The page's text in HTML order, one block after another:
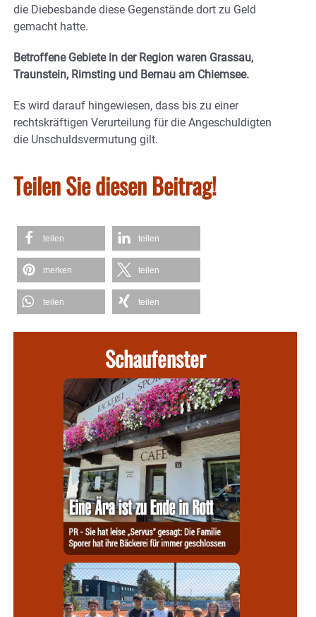
die Diebesbande diese Gegenstände dort zu Geld
gemacht hatte.
Betroffene Gebiete in der Region waren Grassau,
Traunstein, Rimsting und Bernau am Chiemsee.
Es wird darauf hingewiesen, dass bis zu einer
rechtskräftigen Verurteilung für die Angeschuldigten
die Unschuldsvermutung gilt.
Teilen Sie diesen Beitrag!
teilen teilen
merken teilen
teilen teilen
Schaufenster